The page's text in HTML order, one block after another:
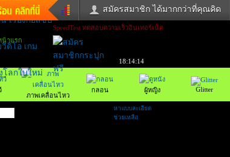
สมัครสมาชิก ได้มากกว่าที่คุณคิด
แชทหมากฮอส
แต่งงาน
แม่และเด็ก
สุขภาพ
สัตว์เลี้ยง
บ้านและการตกแต่ง
Password
น้าแรก
SpeedTest ทดสอบความเร็วอินเทอร์เน็ต
18:14:15
ภาพเคลื่อนไหว
กลอน ผู้หญิง Glitter
หาแบบละเอียด
ช่วยเหลือ